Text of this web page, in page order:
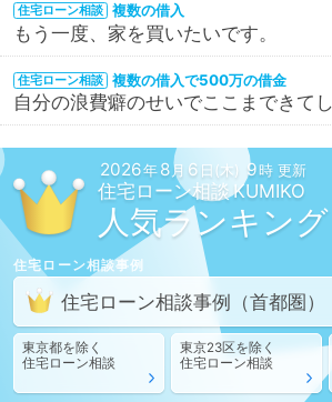
住宅ローン相談 複数の借入
もう一度、家を買いたいです。
住宅ローン相談 複数の借入で500万の借金
自分の浪費癖のせいでここまできて
2026年8 月 6 日(木) 9時 更新
住宅ローン相談
人気ランキング
住宅ローン相談事例
住宅ローン相談事例 （首都圏）
東京都を除く
住宅ローン相談
東京23区を除く
住宅ローン相談